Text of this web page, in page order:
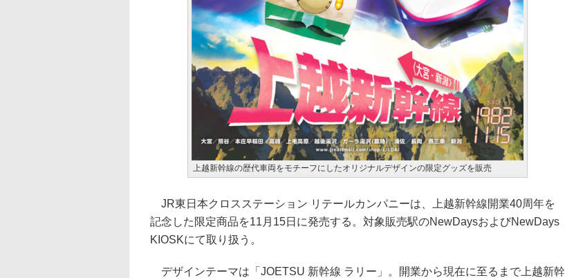
上越新幹線の歴代車両をモチーフにしたオリジナルデザインの限定グッズを販売
JR東日本クロスステーション リテールカンパニーは、上越新幹線開業40周年を
記念した限定商品を11月15日に発売する。対象販売駅のNewDaysおよびNewDays
KIOSKにて取り扱う。
デザインテーマは「JOETSU 新幹線 ラリー」。開業から現在に至るまで上越新幹